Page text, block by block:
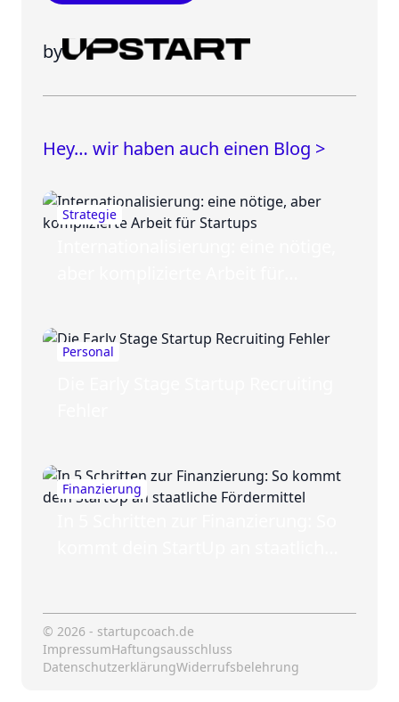
by
Hey… wir haben auch einen Blog >
Strategie
Personal
Finanzierung
© 2026 - startupcoach.de
ImpressumHaftungsausschluss
DatenschutzerklärungWiderrufsbelehrung